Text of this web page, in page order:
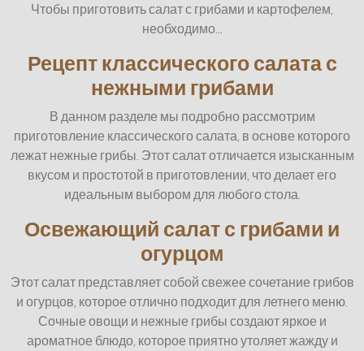
Чтобы приготовить салат с грибами и картофелем,
необходимо…
Рецепт классического салата с
нежными грибами
В данном разделе мы подробно рассмотрим
приготовление классического салата, в основе которого
лежат нежные грибы. Этот салат отличается изысканным
вкусом и простотой в приготовлении, что делает его
идеальным выбором для любого стола.
Освежающий салат с грибами и
огурцом
Этот салат представляет собой свежее сочетание грибов
и огурцов, которое отлично подходит для летнего меню.
Сочные овощи и нежные грибы создают яркое и
ароматное блюдо, которое приятно утоляет жажду и